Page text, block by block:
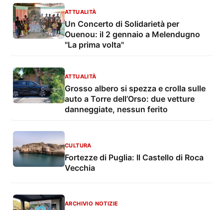
ATTUALITÀ
Un Concerto di Solidarietà per
Ouenou: il 2 gennaio a Melendugno
"La prima volta"
ATTUALITÀ
Grosso albero si spezza e crolla sulle
auto a Torre dell’Orso: due vetture
danneggiate, nessun ferito
CULTURA
Fortezze di Puglia: Il Castello di Roca
Vecchia
ARCHIVIO NOTIZIE